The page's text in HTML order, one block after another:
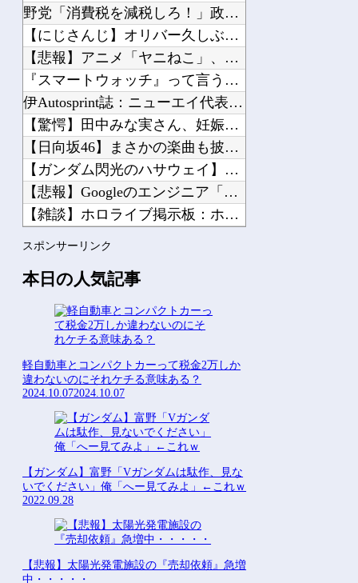
Powered by livedoor 相互RSS
野党「消費税を減税しろ！」政府「消費税減税するわｗ」野党「消...
【にじさんじ】オリバー久しぶりに100連で入手他
【悲報】アニメ「ヤニねこ」、喫煙・違法薬物の使用がBPOで問...
『スマートウォッチ』って言うほど必要か？他
伊Autosprint誌：ニューエイ代表渾身のアストンマーチ...
【驚愕】田中みな実さん、妊娠中に“背中ぱっくり”ドレス＆10...
【日向坂46】まさかの楽曲も披露！『三期生LIVE』愛知公演...
【ガンダム閃光のハサウェイ】GGG「ギギ・アンダルシア 水着...
【悲報】Googleのエンジニア「AIで仕事がつまらなくなっ...
【雑談】ホロライブ掲示板：ホロ速：PART2【配信実況可】他
Powered by livedoor 相互RSS
スポンサーリンク
本日の人気記事
軽自動車とコンパクトカーって税金2万しか
違わないのにそれケチる意味ある？
2024.10.072024.10.07
【ガンダム】富野「Vガンダムは駄作、見な
いでください」俺「へー見てみよ」←これｗ
2022.09.28
【悲報】太陽光発電施設の『売却依頼』急増
中・・・・・